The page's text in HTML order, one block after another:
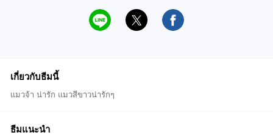
เกี่ยวกับธีมนี้
แมวจ้า น่ารัก แมวสีขาวน่ารักๆ
ธีมแนะนำ